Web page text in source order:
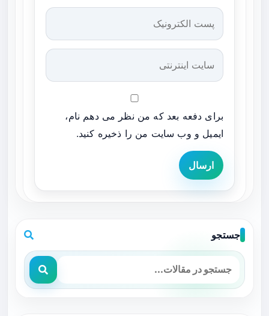
برای دفعه بعد که من نظر می دهم نام،
ایمیل و وب سایت من را ذخیره کنید.
ارسال
جستجو